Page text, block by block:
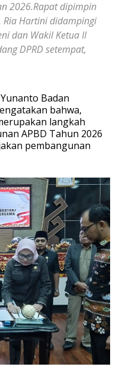
2026.‎‎Rapat dipimpin
Ria Hartini didampingi
dan Wakil Ketua II
DPRD setempat,
Badan
bahwa,
langkah
APBD Tahun 2026
pembangunan